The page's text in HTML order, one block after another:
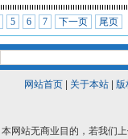
5 6 7 下一页 尾页
网站首页| 关于本站| 版
本网站无商业目的，若我们